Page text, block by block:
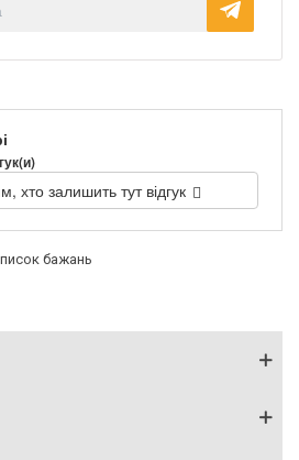
хто залишить тут відгук
бажань